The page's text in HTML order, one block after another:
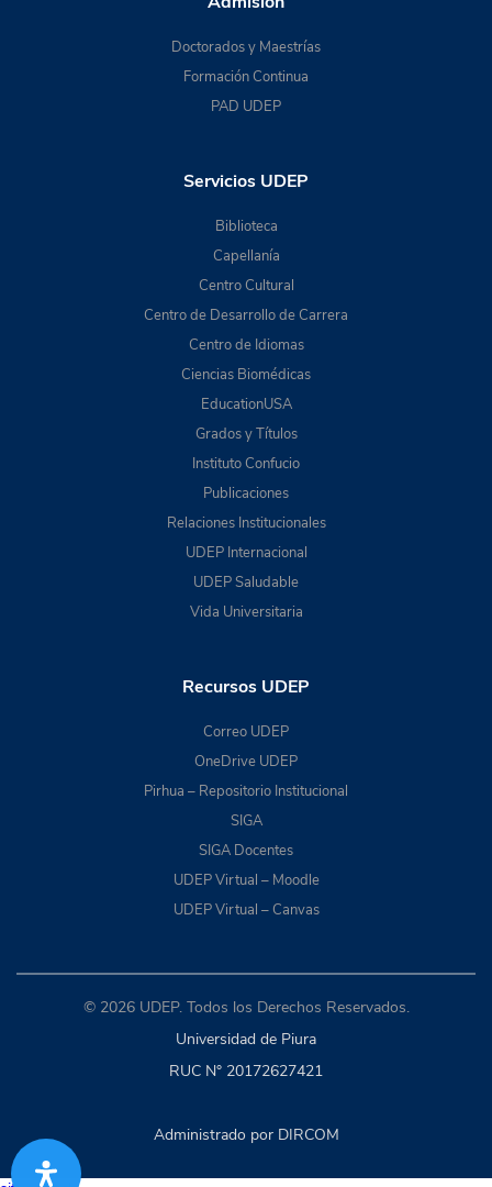
Doctorados y Maestrías
Formación Continua
PAD UDEP
Servicios UDEP
Biblioteca
Capellanía
Centro Cultural
Centro de Desarrollo de Carrera
Centro de Idiomas
Ciencias Biomédicas
EducationUSA
Grados y Títulos
Instituto Confucio
Publicaciones
Relaciones Institucionales
UDEP Internacional
UDEP Saludable
Vida Universitaria
Recursos UDEP
Correo UDEP
OneDrive UDEP
Pirhua – Repositorio Institucional
SIGA
SIGA Docentes
UDEP Virtual – Moodle
UDEP Virtual – Canvas
© 2026 UDEP. Todos los Derechos Reservados.
Universidad de Piura
RUC N° 20172627421
Administrado por DIRCOM